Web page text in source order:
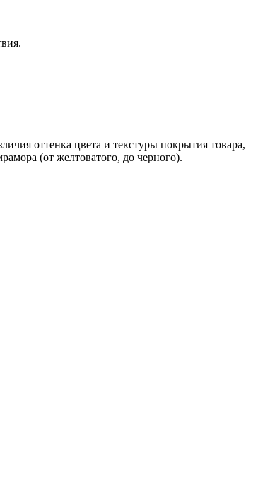
оттенка цвета и текстуры покрытия товара,
(от желтоватого, до черного).